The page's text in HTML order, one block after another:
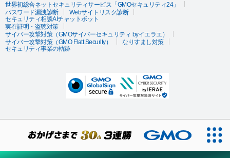
世界初総合ネットセキュリティサービス「GMOセキュリティ24」
パスワード漏洩診断
Webサイトリスク診断
セキュリティ相談AIチャットボット
実在証明・盗聴対策
サイバー攻撃対策（GMOサイバーセキュリティ byイエラエ）
サイバー攻撃対策（GMO Flatt Security）
なりすまし対策
セキュリティ事業の軌跡